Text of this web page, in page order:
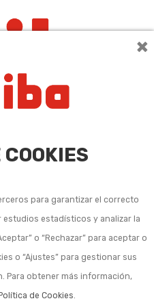
×
para garantizar el correcto
estadísticos y analizar la
o “Rechazar” para aceptar o
o “Ajustes” para gestionar sus
Para obtener más información,
de Cookies
cables